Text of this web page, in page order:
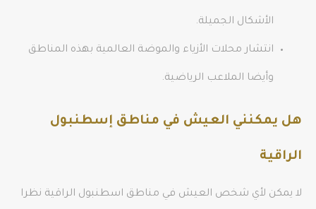
الأشكال الجميلة.
انتشار محلات الأزياء والموضة العالمية بهذه المناطق
وأيضا الملاعب الرياضية.
هل يمكنني العيش في مناطق إسطنبول
الراقية
لا يمكن لأي شخص العيش في مناطق اسطنبول الراقية نظرا